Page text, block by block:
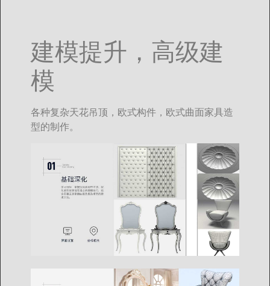
建模提升，高级建
模
各种复杂天花吊顶，欧式构件，欧式曲面家具造
型的制作。